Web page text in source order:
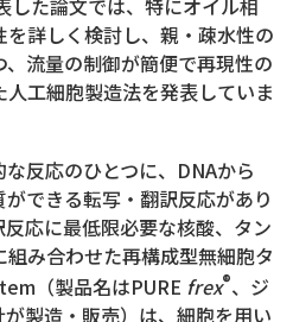
詳しく検討し、親・疎水性の
流量の制御が簡便で再現性の
工細胞製造法を発表していま
反応のひとつに、DNAから
できる転写・翻訳反応があり
応に最低限必要な核酸、タン
み合わせた再構成型無細胞タ
（製品名はPURE frex®、ジ
製造・販売）は、細胞を用い